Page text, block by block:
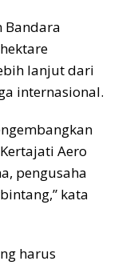
Bandara
lanjut dari
internasional.
Aero
pengusaha
kata
harus